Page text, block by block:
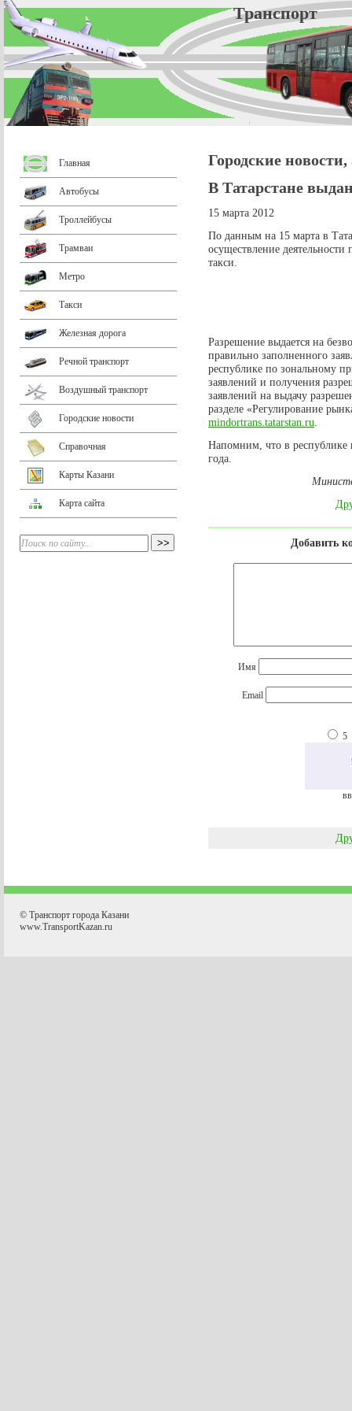
Главная
Автобусы
Троллейбусы
Трамваи
Метро
Такси
Железная дорога
Речной транспорт
Воздушный транспорт
Городские новости
Справочная
Карты Казани
Карта сайта
Городские
В Татарстане
15 марта 2012
По данным на 15 марта в
осуществление
такси.
Разрешение выдается на
правильно заполненного
республике по зональному
заявлений и получения
заявлений на выдачу
разделе «Регулирование
mindortrans.tatarstan.ru
Напомним, что в республике
года.
Добавить
Имя
Email
5
© Транспорт города Казани
www.TransportKazan.ru